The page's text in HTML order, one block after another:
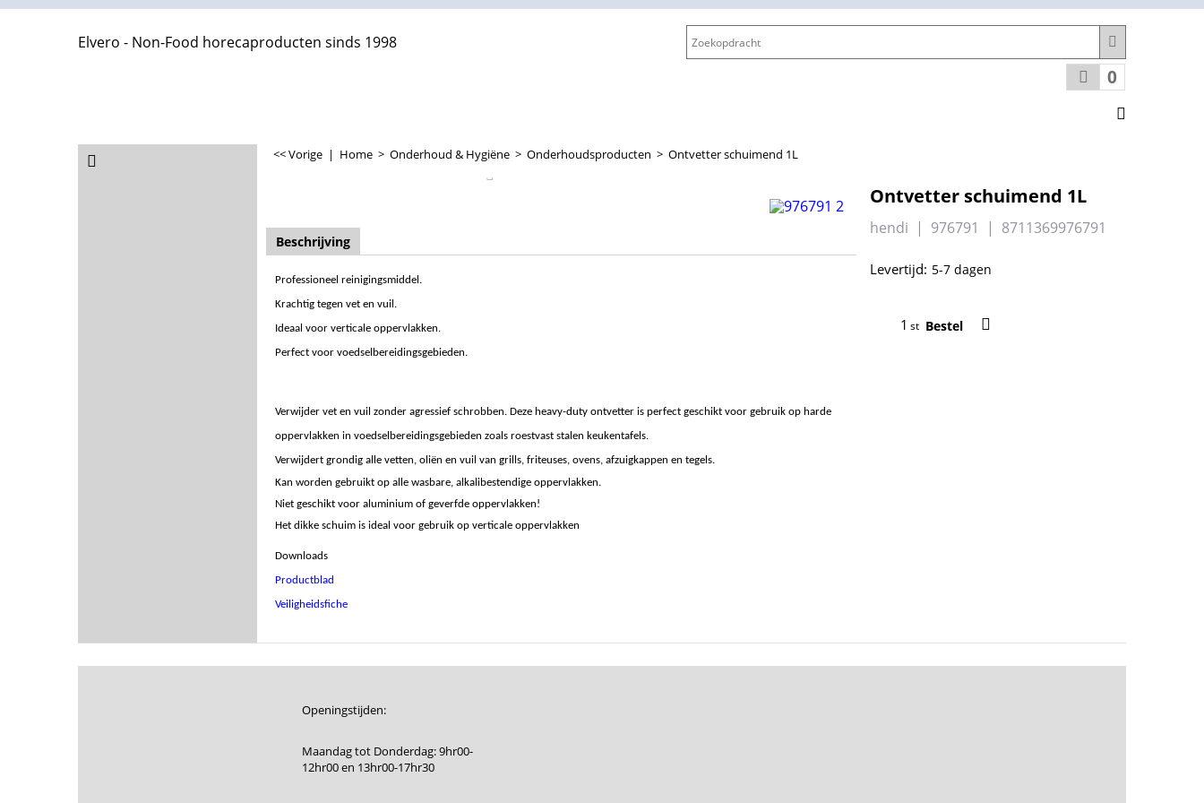
Elvero - Non-Food horecaproducten sinds 1998
0
<< Vorige | Home > Onderhoud & Hygiëne > Onderhoudsproducten > Ontvetter schuimend 1L
Ontvetter schuimend 1L
hendi 976791 8711369976791
Levertijd: 5-7 dagen
st Bestel
Beschrijving
Professioneel reinigingsmiddel.
Krachtig tegen vet en vuil.
Ideaal voor verticale oppervlakken.
Perfect voor voedselbereidingsgebieden.
Verwijder vet en vuil zonder agressief schrobben. Deze heavy-duty ontvetter is perfect geschikt voor gebruik op harde
oppervlakken in voedselbereidingsgebieden zoals roestvast stalen keukentafels.
Verwijdert grondig alle vetten, oliën en vuil van grills, friteuses, ovens, afzuigkappen en tegels.
Kan worden gebruikt op alle wasbare, alkalibestendige oppervlakken.
Niet geschikt voor aluminium of geverfde oppervlakken!
Het dikke schuim is ideal voor gebruik op verticale oppervlakken
Downloads
Productblad
Veiligheidsfiche
Openingstijden:
Maandag tot Donderdag: 9hr00-
12hr00 en 13hr00-17hr30